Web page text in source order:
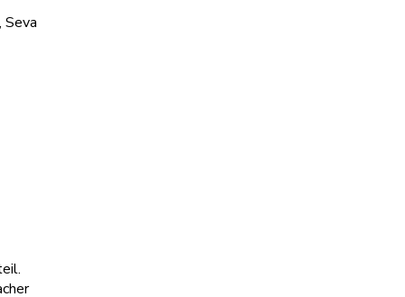
Seva